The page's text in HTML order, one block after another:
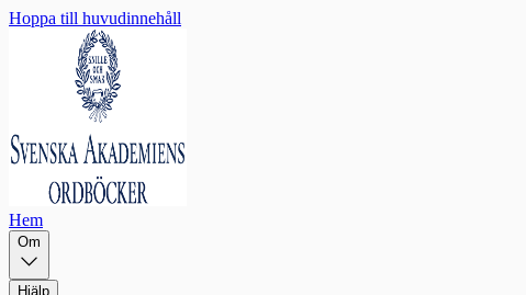
Hoppa till huvudinnehåll
Hem
Om
Hjälp